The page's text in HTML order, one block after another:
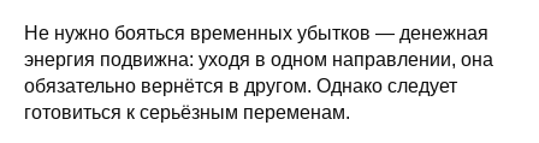
Не нужно бояться временных убытков — денежная
энергия подвижна: уходя в одном направлении, она
обязательно вернётся в другом. Однако следует
готовиться к серьёзным переменам.